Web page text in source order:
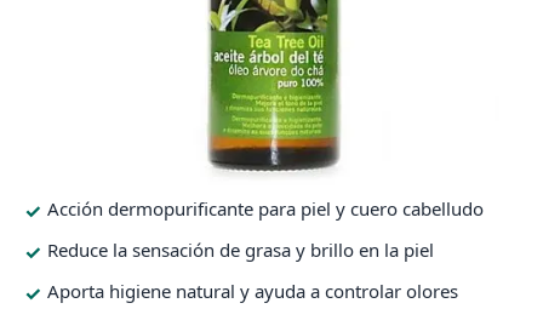
Protección solar
Óptica
Protección solar
Óptica
Acción dermopurificante para piel y cuero cabelludo
Reduce la sensación de grasa y brillo en la piel
Aporta higiene natural y ayuda a controlar olores